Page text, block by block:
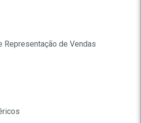
Representação de Vendas